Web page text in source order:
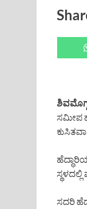
ಸಮೀಪ
ಸದರಿ